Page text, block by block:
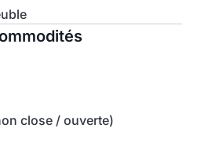
close / ouverte)